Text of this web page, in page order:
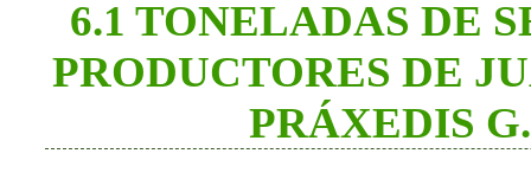
6.1 TONELADAS DE
PRODUCTORES DE
PRÁXEDIS